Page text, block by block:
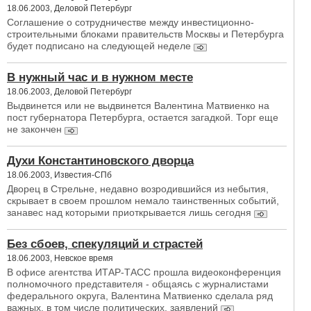
18.06.2003, Деловой Петербург
Соглашение о сотрудничестве между инвестиционно-
строительными блоками правительств Москвы и Петербурга
будет подписано на следующей неделе
В нужный час и в нужном месте
18.06.2003, Деловой Петербург
Выдвинется или не выдвинется Валентина Матвиенко на
пост губернатора Петербурга, остается загадкой. Торг еще
не закончен
Духи Константиновского дворца
18.06.2003, Известия-СПб
Дворец в Стрельне, недавно возродившийся из небытия,
скрывает в своем прошлом немало таинственных событий,
занавес над которыми приоткрывается лишь сегодня
Без сбоев, спекуляций и страстей
18.06.2003, Невское время
В офисе агентства ИТАР-ТАСС прошла видеоконференция
полномочного представителя - общаясь с журналистами
федерального округа, Валентина Матвиенко сделала ряд
важных, в том числе политических, заявлений